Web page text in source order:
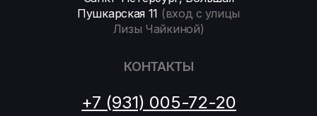
КОНТАКТЫ
+7 (931) 005-72-20
Пушкарская 11 (вход с улицы
Лизы Чайкиной)